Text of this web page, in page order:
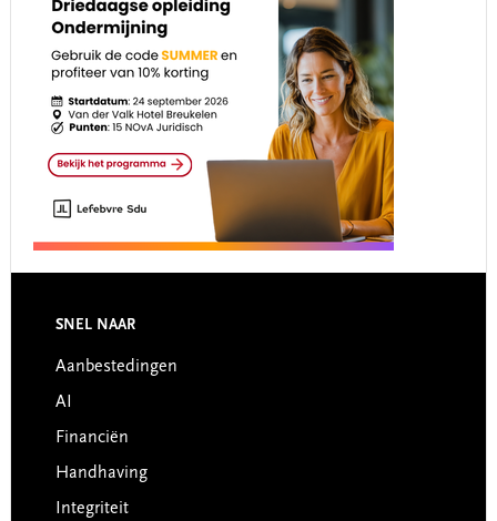
Footer
SNEL NAAR
Aanbestedingen
AI
Financiën
Handhaving
Integriteit